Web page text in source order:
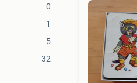
0
1
5
32